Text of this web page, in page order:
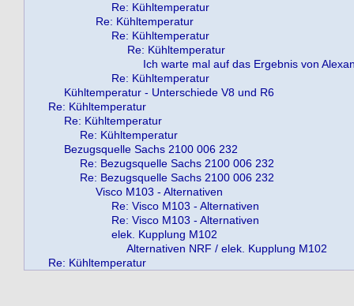
Re: Kühltemperatur
Re: Kühltemperatur
Re: Kühltemperatur
Re: Kühltemperatur
Ich warte mal auf das Ergebnis von
Re: Kühltemperatur
Kühltemperatur - Unterschiede V8 und R6
Re: Kühltemperatur
Re: Kühltemperatur
Re: Kühltemperatur
Bezugsquelle Sachs 2100 006 232
Re: Bezugsquelle Sachs 2100 006 232
Re: Bezugsquelle Sachs 2100 006 232
Visco M103 - Alternativen
Re: Visco M103 - Alternativen
Re: Visco M103 - Alternativen
elek. Kupplung M102
Alternativen NRF / elek. Kupplung M102
Re: Kühltemperatur